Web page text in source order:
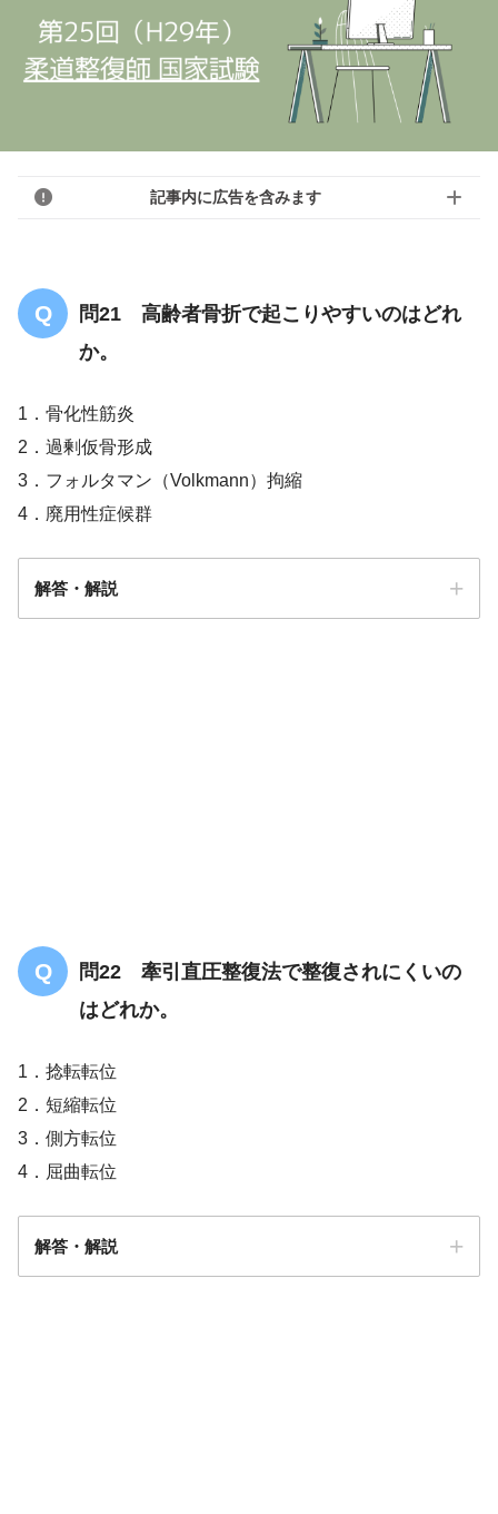
記事内に広告を含みます
問21 高齢者骨折で起こりやすいのはどれ
か。
1．骨化性筋炎
2．過剰仮骨形成
3．フォルタマン（Volkmann）拘縮
4．廃用性症候群
解答・解説
問22 牽引直圧整復法で整復されにくいの
はどれか。
1．捻転転位
2．短縮転位
3．側方転位
4．屈曲転位
解答・解説